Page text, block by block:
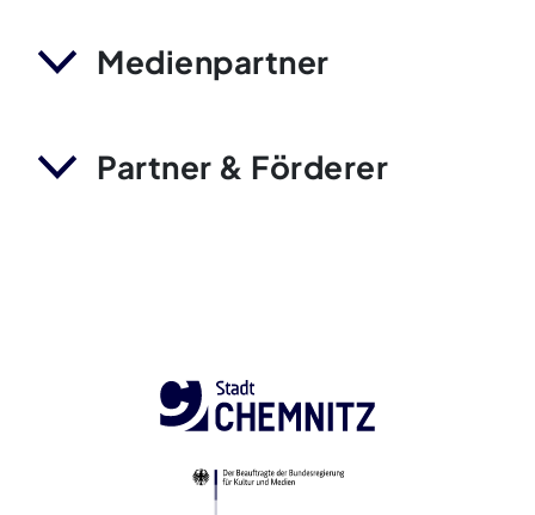
Medienpartner
Partner & Förderer